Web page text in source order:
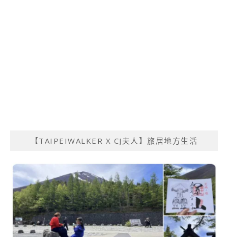
【TAIPEIWALKER X CJ夫人】旅居地方生活